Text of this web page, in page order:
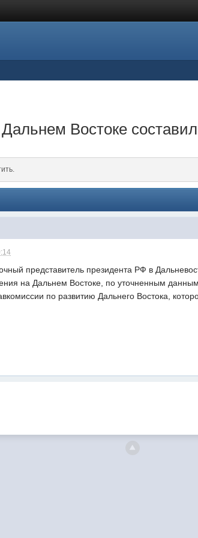
Востоке
представитель президента РФ в
на Дальнем Востоке, по уточненным
по развитию Дальнего Востока,